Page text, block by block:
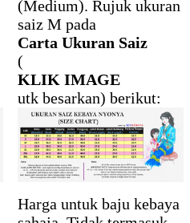
(Medium). Rujuk ukuran
saiz M pada
Carta Ukuran Saiz
(
KLIK IMAGE
utk besarkan) berikut:
Harga untuk baju kebaya